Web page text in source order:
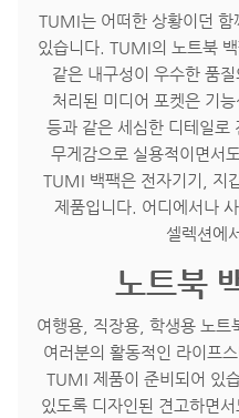
TUMI는 어떠한 상황이던 함
있습니다. TUMI의 노트북
같은 내구성이 우수한 품
처리된 미디어 포켓은 기
등과 같은 세심한 디테일로
무게감으로 실용적이면서
TUMI 백팩은 전자기기, 지
제품입니다. 어디에서나
셀렉션에
노트북
여행용, 직장용, 학생용 노트
여러분의 활동적인 라이프
TUMI 제품이 준비되어 있
있도록 디자인된 견고하면